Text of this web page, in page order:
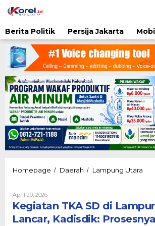
ke
Berita Politik
Persija Jakarta
Homepage / Daerah / Lampung Utara
April 20, 2026Oleh
Shodiq
Permono
Kegiatan TKA SD di
Lancar, Kadisdik: